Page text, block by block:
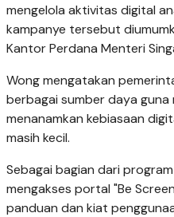
mengelola aktivitas digital
kampanye tersebut
Kantor Perdana Menteri
Wong mengatakan
berbagai sumber daya
menanamkan kebiasaan
masih kecil.
Sebagai bagian dari
mengakses portal "Be
panduan dan kiat